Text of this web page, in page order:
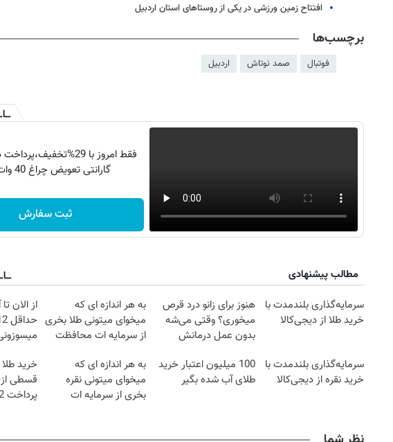
افتتاح زمین ورزشی در یکی از روستاهای استان اردبیل
برچسب‌ها
فوتبال صمد نوتاش اردبیل
فقط امروز با
گارانتی تعویض چراغ 40 وات بخر
ثبت سفارش
مطالب پیشنهادی
سرمایه‌گذاری بلندمدت با
خرید طلا از دیجی‌کالا
هنوز برای زانو درد قرص
میخوری؟ وقتی می‌شه
بدون عمل درمانش
به هر اندازه ای که
میخوای میتونی طلا بخری
از سرمایه ات محافظت
از الان
سرمایه‌گذاری بلندمدت با
خرید نقره از دیجی‌کالا
100 میلیون اعتبار خرید
طلای آب شده بگیر
به هر اندازه ای که
میخوای میتونی نقره
بخری از سرمایه ات
خرید
قسطی از
پرداخت 12 ماهه )